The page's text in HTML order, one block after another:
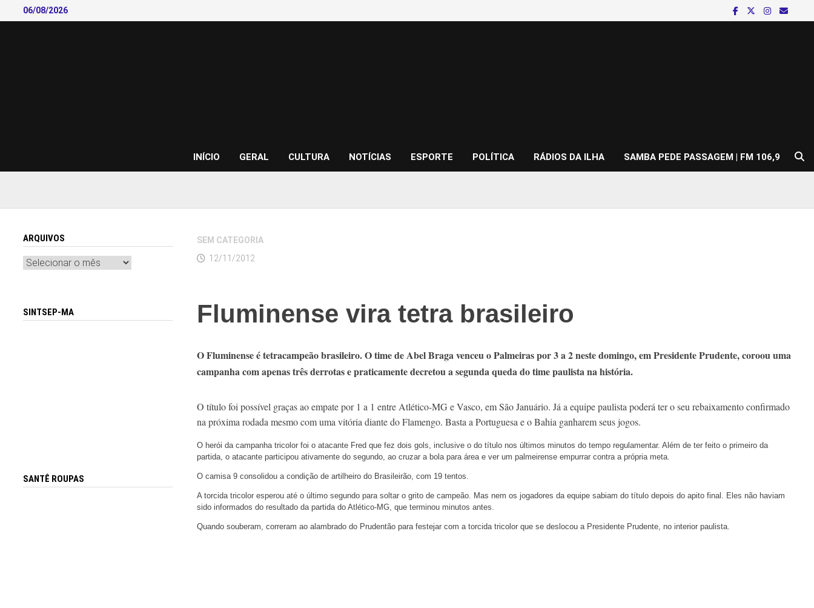
to
06/08/2026
INÍCIO GERAL CULTURA NOTÍCIAS ESPORTE POLÍTICA RÁDIOS DA ILHA SAMBA PEDE PASSAGEM | FM 106,9
SEM CATEGORIA
12/11/2012
Fluminense vira tetra brasileiro
O Fluminense é tetracampeão brasileiro. O time de Abel Braga venceu o Palmeiras por 3 a 2 neste domingo, em Presidente Prudente, coroou uma
campanha com apenas três derrotas e praticamente decretou a segunda queda do time paulista na história.
O título foi possível graças ao empate por 1 a 1 entre Atlético-MG e Vasco, em São Januário. Já a equipe paulista poderá ter o seu rebaixamento confirmado
na próxima rodada mesmo com uma vitória diante do Flamengo. Basta a Portuguesa e o Bahia ganharem seus jogos.
O herói da campanha tricolor foi o atacante Fred que fez dois gols, inclusive o do título nos últimos minutos do tempo regulamentar. Além de ter feito o primeiro da
partida, o atacante participou ativamente do segundo, ao cruzar a bola para área e ver um palmeirense empurrar contra a própria meta.
O camisa 9 consolidou a condição de artilheiro do Brasileirão, com 19 tentos.
A torcida tricolor esperou até o último segundo para soltar o grito de campeão. Mas nem os jogadores da equipe sabiam do título depois do apito final. Eles não haviam
sido informados do resultado da partida do Atlético-MG, que terminou minutos antes.
Quando souberam, correram ao alambrado do Prudentão para festejar com a torcida tricolor que se deslocou a Presidente Prudente, no interior paulista.
ARQUIVOS
Arquivos
SINTSEP-MA
SANTÊ ROUPAS